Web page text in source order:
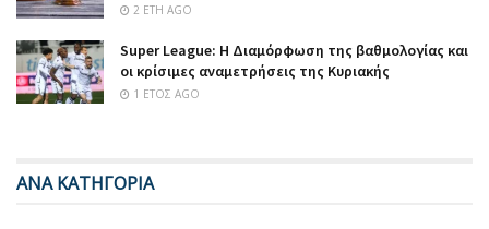
2 ΈΤΗ AGO
Super League: Η Διαμόρφωση της βαθμολογίας και
οι κρίσιμες αναμετρήσεις της Κυριακής
1 ΈΤΟΣ AGO
ΑΝΑ ΚΑΤΗΓΟΡΙΑ